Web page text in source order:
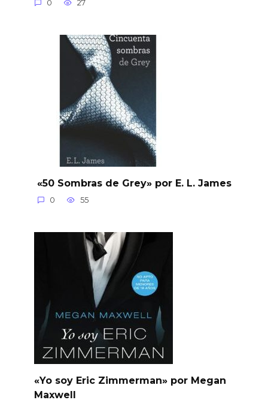
0 27
«50 Sombras de Grey» por E. L. James
0 55
«Yo soy Eric Zimmerman» por Megan
Maxwell